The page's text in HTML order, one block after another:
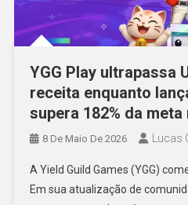
YGG Play ultrapassa
receita enquanto
supera 182% da meta
8 De Maio De 2026 Lucas
A Yield Guild Games (YGG)
Em sua atualização de